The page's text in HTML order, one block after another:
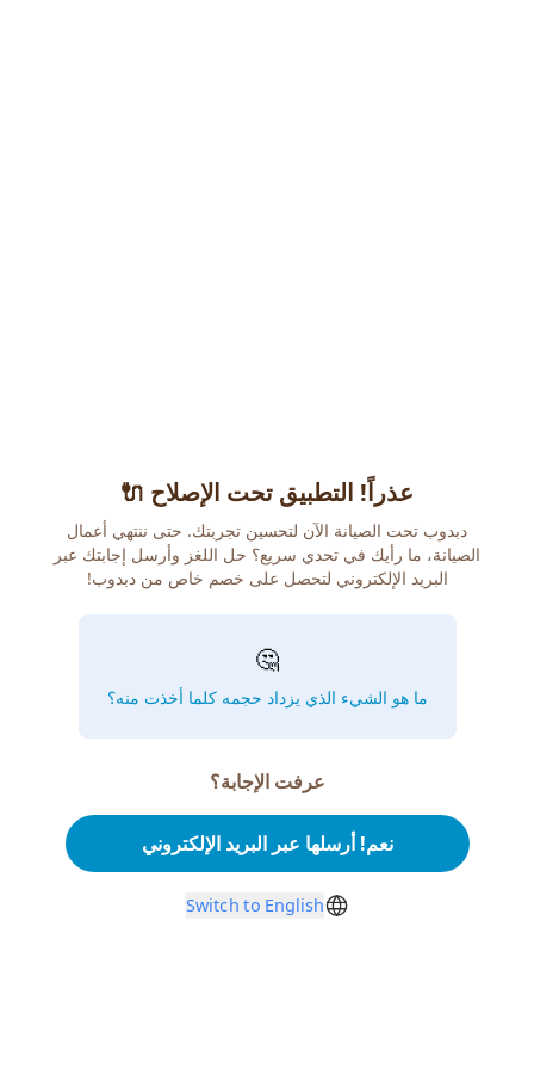
عذراً! التطبيق تحت الإصلاح 🔌
دبدوب تحت الصيانة الآن لتحسين تجربتك. حتى ننتهي أعمال
الصيانة، ما رأيك في تحدي سريع؟ حل اللغز وأرسل إجابتك عبر
البريد الإلكتروني لتحصل على خصم خاص من دبدوب!
🤔
ما هو الشيء الذي يزداد حجمه كلما أخذت منه؟
عرفت الإجابة؟
نعم! أرسلها عبر البريد الإلكتروني
Switch to English